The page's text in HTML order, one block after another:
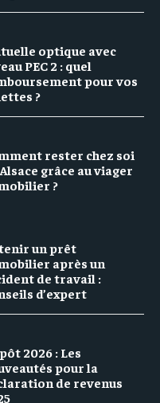
optique avec
PEC 2 : quel
pour vos
?
rester chez soi
grâce au viager
?
un prêt
après un
de travail :
d’expert
2026 : Les
pour la
de revenus